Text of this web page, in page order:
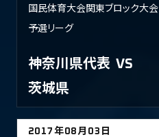
国民体育大会関東ブロック大会
予選リーグ
神奈川県代表 VS
茨城県
2017年08月03日